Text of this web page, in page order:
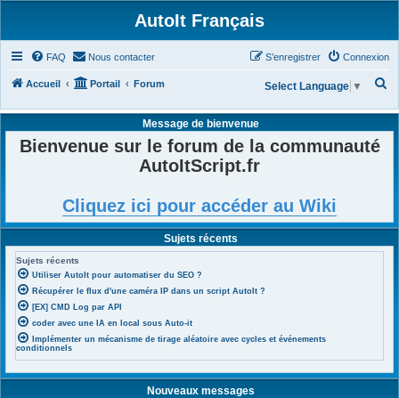
AutoIt Français
FAQ Nous contacter Connexion
S’enregistrer
Accueil Portail Forum
h
Select Language ▼
Message de bienvenue
Bienvenue sur le forum de la communauté
AutoItScript.fr
Cliquez ici pour accéder au Wiki
Sujets récents
Sujets récents
Utiliser AutoIt pour automatiser du SEO ?
Récupérer le flux d'une caméra IP dans un script AutoIt ?
[EX] CMD Log par API
coder avec une IA en local sous Auto-it
Implémenter un mécanisme de tirage aléatoire avec cycles et événements
conditionnels
Nouveaux messages